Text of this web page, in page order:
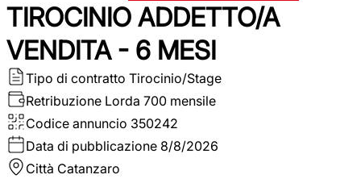
TIROCINIO ADDETTO/A
VENDITA - 6 MESI
Tipo di contratto Tirocinio/Stage
Retribuzione Lorda 700 mensile
Codice annuncio 350242
Data di pubblicazione 8/8/2026
Città Catanzaro